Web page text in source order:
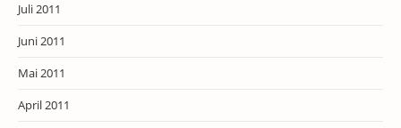
Juli 2011
Juni 2011
Mai 2011
April 2011